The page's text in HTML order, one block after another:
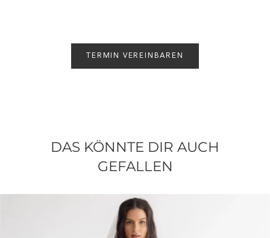
TERMIN VEREINBAREN
DAS KÖNNTE DIR AUCH
GEFALLEN